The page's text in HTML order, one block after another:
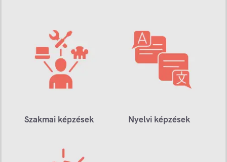
Szakmai képzések Nyelvi képzések